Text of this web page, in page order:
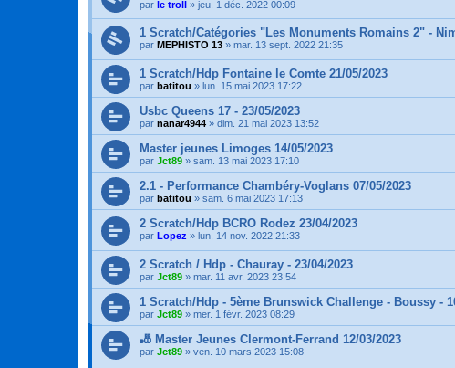
par le troll » jeu. 1 déc. 2022 00:09
1 Scratch/Catégories "Les Monuments Romains 2" -
par MEPHISTO 13 » mar. 13 sept. 2022 21:35
1 Scratch/Hdp Fontaine le Comte 21/05/2023
par batitou » lun. 15 mai 2023 17:22
Usbc Queens 17 - 23/05/2023
par nanar4944 » dim. 21 mai 2023 13:52
Master jeunes Limoges 14/05/2023
par Jct89 » sam. 13 mai 2023 17:10
2.1 - Performance Chambéry-Voglans 07/05/2023
par batitou » sam. 6 mai 2023 17:13
2 Scratch/Hdp BCRO Rodez 23/04/2023
par Lopez » lun. 14 nov. 2022 21:33
2 Scratch / Hdp - Chauray - 23/04/2023
par Jct89 » mar. 11 avr. 2023 23:54
1 Scratch/Hdp - 5ème Brunswick Challenge - Boussy -
par Jct89 » mer. 1 févr. 2023 08:29
🎳 Master Jeunes Clermont-Ferrand 12/03/2023
par Jct89 » ven. 10 mars 2023 15:08